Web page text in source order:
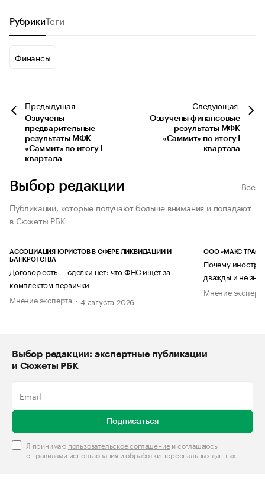
Рубрики Теги
Финансы
Предыдущая
Озвучены
предварительные
результаты МФК
«Саммит» по итогу I
квартала
Следующая
Озвучены финансовые
результаты МФК
«Саммит» по итогу I
квартала
Выбор редакции
Все
Публикации, которые получают больше внимания и попадают
в Сюжеты РБК
АССОЦИАЦИЯ ЮРИСТОВ В СФЕРЕ ЛИКВИДАЦИИ И
БАНКРОТСТВА
Договор есть — сделки нет: что ФНС ищет за
комплектом первички
Мнение эксперта
4 августа 2026
ООО «МАКС ТРАСТ»
Почему
дважды и не
Мнение
Выбор редакции: экспертные публикации
и Сюжеты РБК
Подписаться
Я принимаю пользовательское соглашениеи соглашаюсь
с правилами использования и обработки персональных данных.